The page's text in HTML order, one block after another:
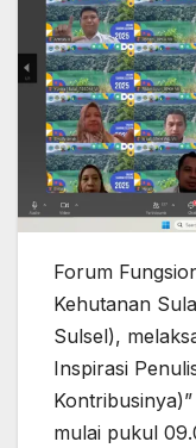
Forum
Kehutanan
Sulsel),
Inspirasi
mulai pukul